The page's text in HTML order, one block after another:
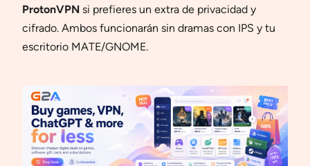
ProtonVPN si prefieres un extra de privacidad y
cifrado. Ambos funcionarán sin dramas con IPS y tu
escritorio MATE/GNOME.